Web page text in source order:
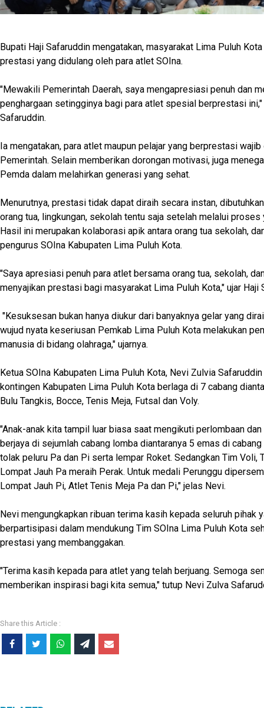
Bupati Haji Safaruddin mengatakan, masyarakat Lima Puluh
prestasi yang didulang oleh para atlet SOIna.
"Mewakili Pemerintah Daerah, saya mengapresiasi penuh dan
penghargaan setingginya bagi para atlet spesial berprestasi
Safaruddin.
Ia mengatakan, para atlet maupun pelajar yang berprestasi
Pemerintah. Selain memberikan dorongan motivasi, juga
Pemda dalam melahirkan generasi yang sehat.
Menurutnya, prestasi tidak dapat diraih secara instan,
orang tua, lingkungan, sekolah tentu saja setelah melalui proses
Hasil ini merupakan kolaborasi apik antara orang tua sekolah,
pengurus SOIna Kabupaten Lima Puluh Kota.
"Saya apresiasi penuh para atlet bersama orang tua, sekolah,
menyajikan prestasi bagi masyarakat Lima Puluh Kota," ujar Haji
"Kesuksesan bukan hanya diukur dari banyaknya gelar yang
wujud nyata keseriusan Pemkab Lima Puluh Kota melakukan
manusia di bidang olahraga," ujarnya.
Ketua SOIna Kabupaten Lima Puluh Kota, Nevi Zulvia
kontingen Kabupaten Lima Puluh Kota berlaga di 7 cabang
Bulu Tangkis, Bocce, Tenis Meja, Futsal dan Voly.
"Anak-anak kita tampil luar biasa saat mengikuti perlombaan
berjaya di sejumlah cabang lomba diantaranya 5 emas di
tolak peluru Pa dan Pi serta lempar Roket. Sedangkan Tim Voli,
Lompat Jauh Pa meraih Perak. Untuk medali Perunggu
Lompat Jauh Pi, Atlet Tenis Meja Pa dan Pi," jelas Nevi.
Nevi mengungkapkan ribuan terima kasih kepada seluruh pihak
berpartisipasi dalam mendukung Tim SOIna Lima Puluh Kota
prestasi yang membanggakan.
"Terima kasih kepada para atlet yang telah berjuang. Semoga
memberikan inspirasi bagi kita semua," tutup Nevi Zulva